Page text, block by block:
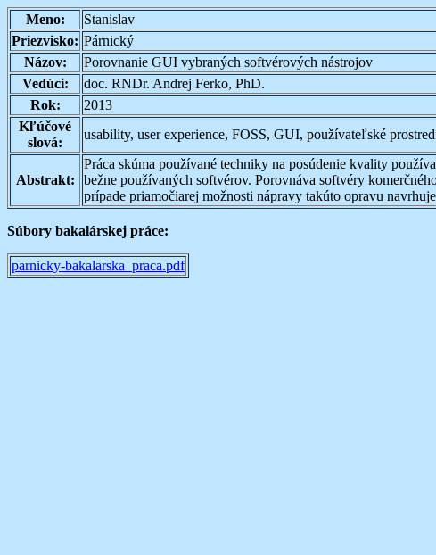
Meno:
Stanislav
Priezvisko: Párnický
Názov:
Porovnanie GUI vybraných softvérových nástrojov
Vedúci:
doc. RNDr. Andrej Ferko, PhD.
Rok:
2013
Kľúčové
slová:
usability, user experience, FOSS, GUI, používateľské
Abstrakt:
Práca skúma používané techniky na posúdenie kvality
bežne používaných softvérov. Porovnáva softvéry
prípade priamočiarej možnosti nápravy takúto opravu
Súbory bakalárskej práce:
parnicky-bakalarska_praca.pdf